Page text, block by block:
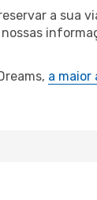
a sua
a maior